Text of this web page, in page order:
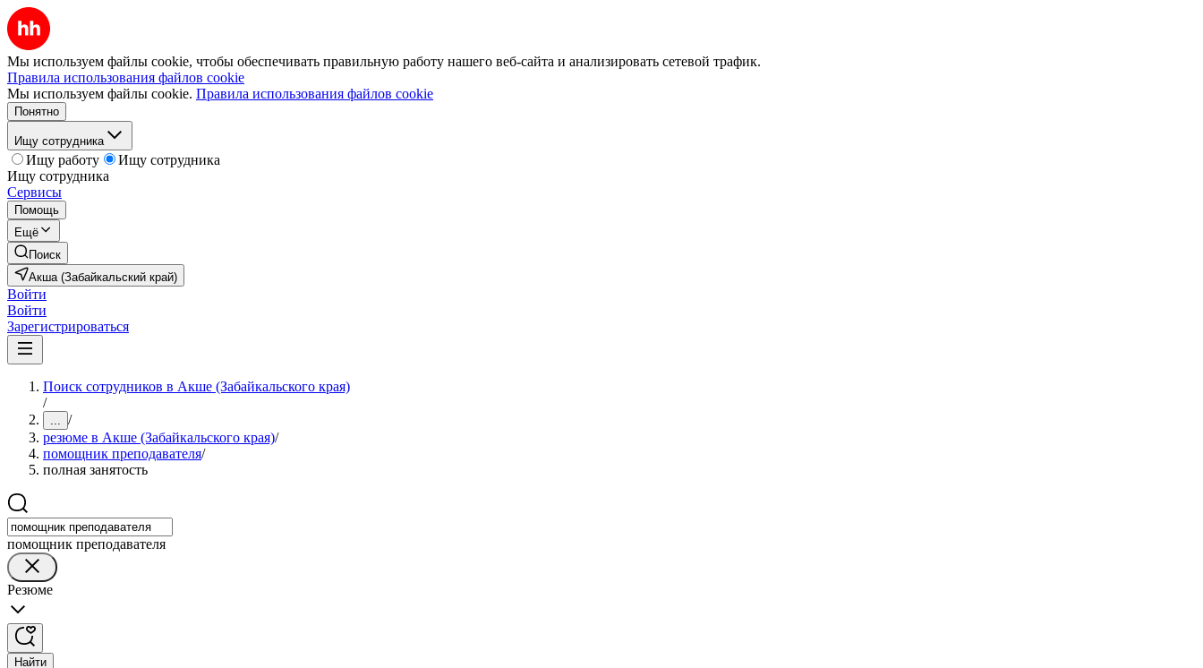
Мы используем файлы cookie, чтобы обеспечивать правильную работу нашего веб-сайта и анализировать сетевой трафик.
Правила использования файлов cookie
Мы используем файлы cookie. Правила использования файлов cookie
Понятно
Ищу сотрудника
Ищу работу
Ищу сотрудника
Ищу сотрудника
Сервисы
Помощь
Ещё
Поиск
Акша (Забайкальский край)
Войти
Войти
Зарегистрироваться
Поиск сотрудников в Акше (Забайкальского края)
/
... /
резюме в Акше (Забайкальского края)/
помощник преподавателя/
полная занятость
помощник преподавателя
Резюме
Найти